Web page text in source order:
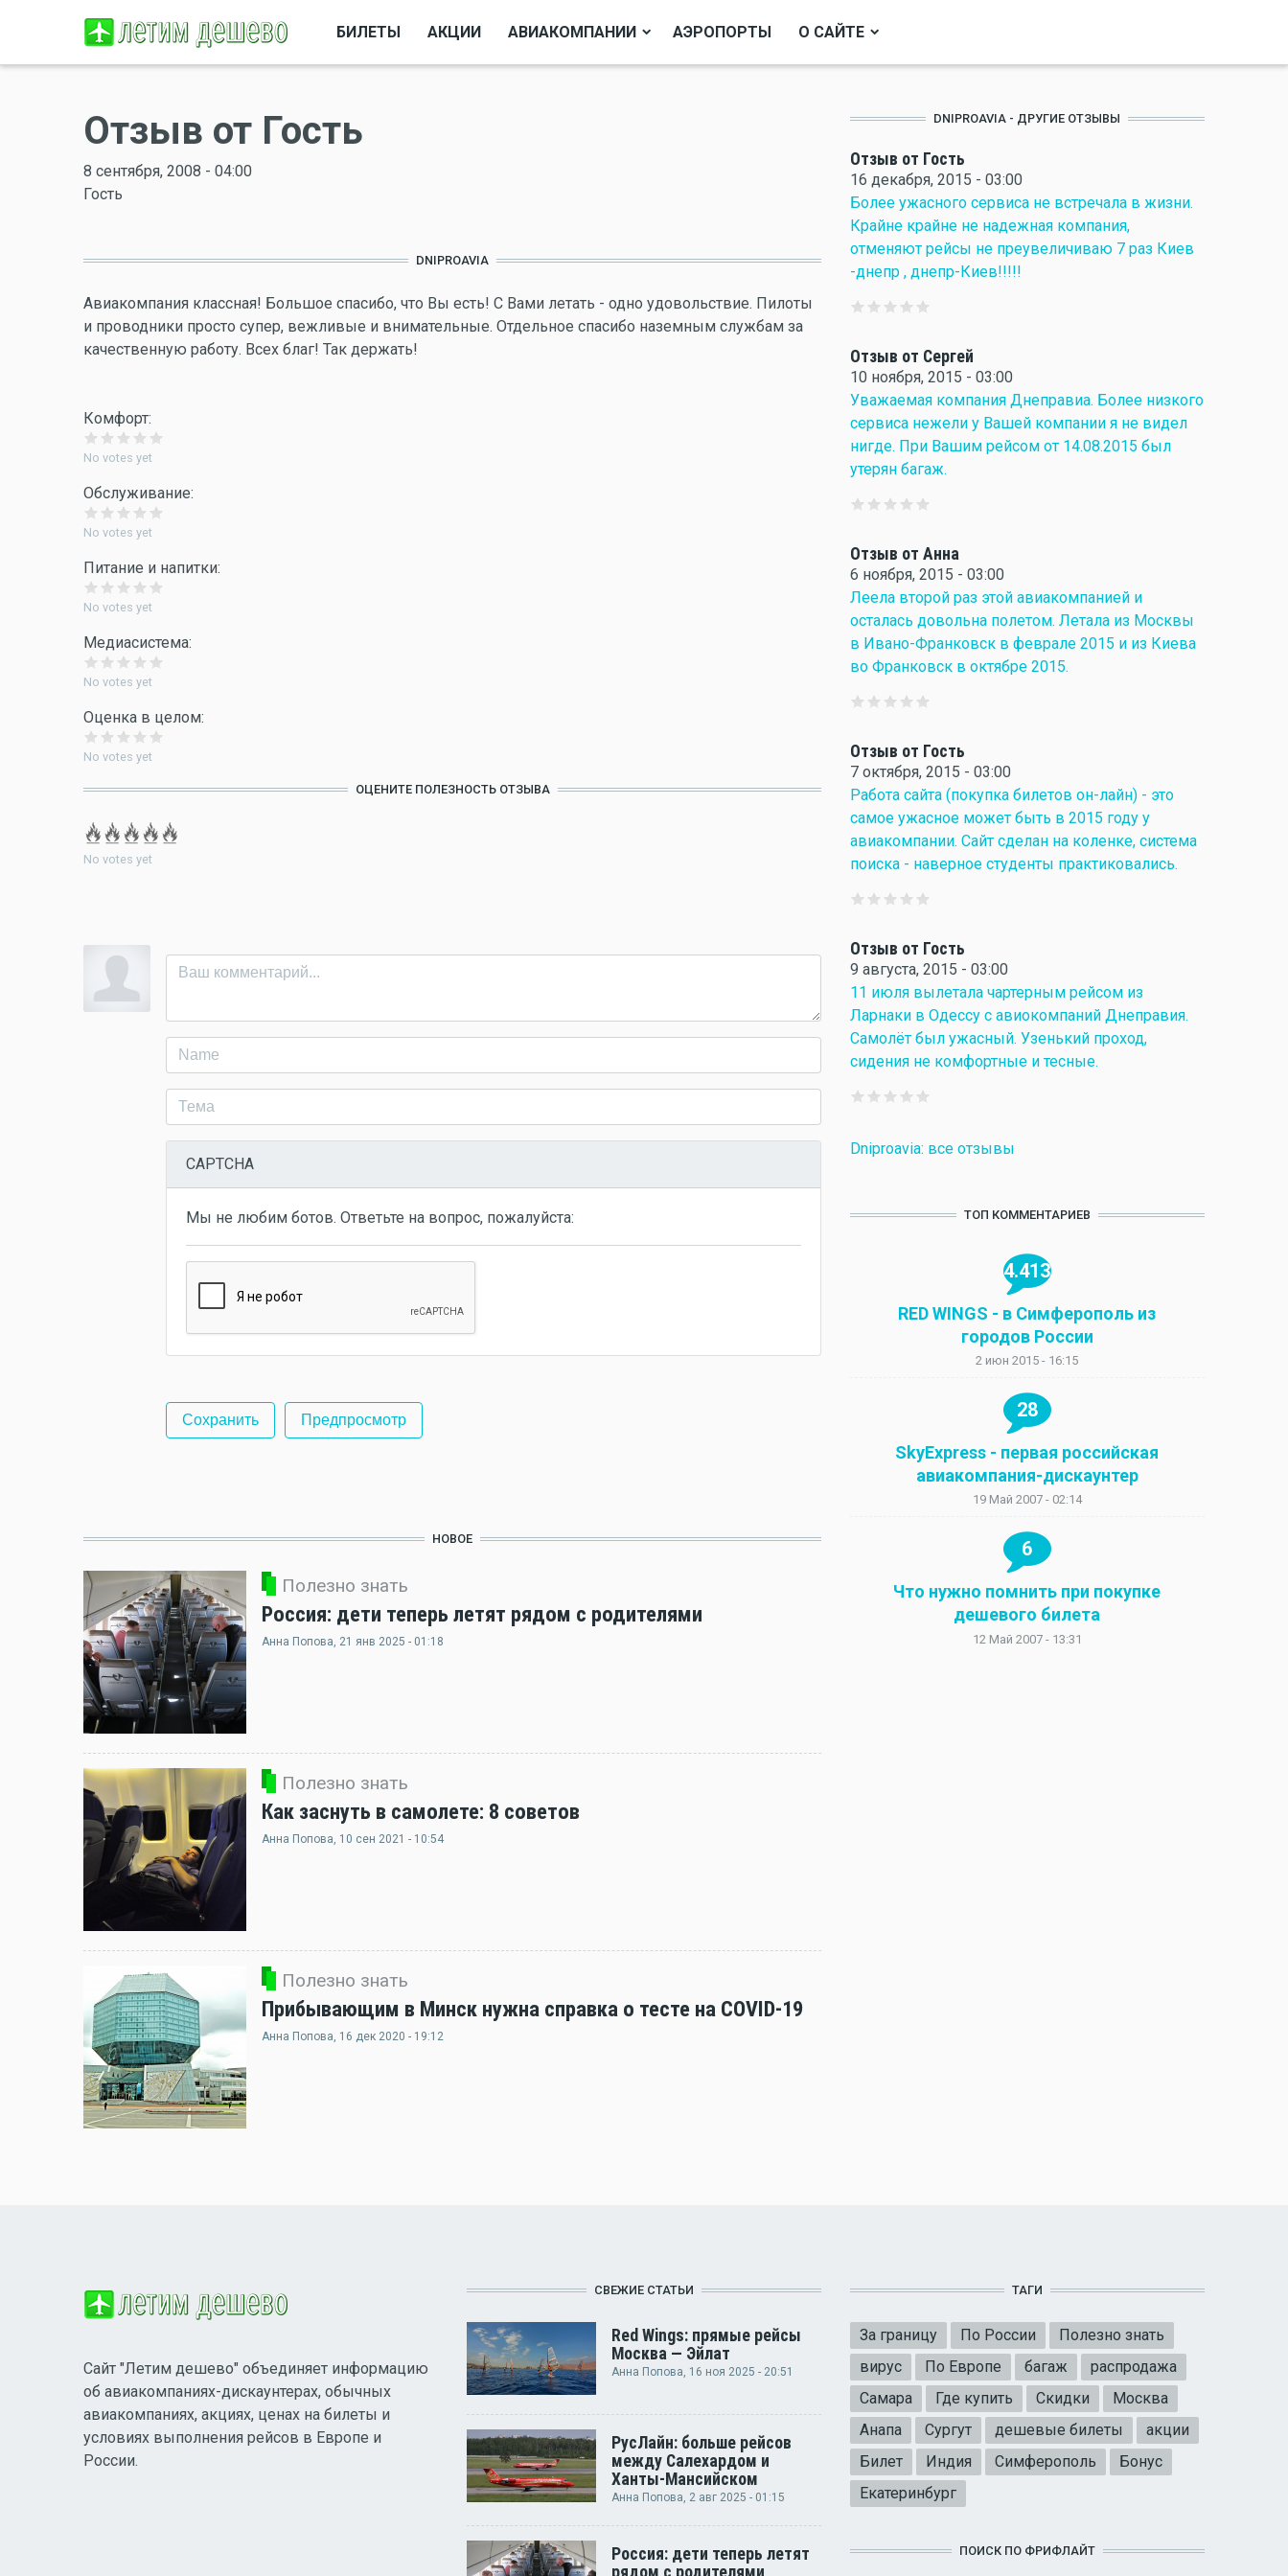
БИЛЕТЫ АКЦИИ АВИАКОМПАНИИ АЭРОПОРТЫ О САЙТЕ
Отзыв от Гость
8 сентября, 2008 - 04:00
Гость
DNIPROAVIA
Авиакомпания классная! Большое спасибо, что Вы есть! С Вами летать - одно удовольствие. Пилоты
и проводники просто супер, вежливые и внимательные. Отдельное спасибо наземным службам за
качественную работу. Всех благ! Так держать!
Комфорт:
No votes yet
Обслуживание:
No votes yet
Питание и напитки:
No votes yet
Медиасистема:
No votes yet
Оценка в целом:
No votes yet
ОЦЕНИТЕ ПОЛЕЗНОСТЬ ОТЗЫВА
No votes yet
CAPTCHA
Мы не любим ботов. Ответьте на вопрос, пожалуйста:
НОВОЕ
Полезно знать
Россия: дети теперь летят рядом с родителями
Анна Попова, 21 янв 2025 - 01:18
Полезно знать
Как заснуть в самолете: 8 советов
Анна Попова, 10 сен 2021 - 10:54
Полезно знать
Прибывающим в Минск нужна справка о тесте на COVID-19
Анна Попова, 16 дек 2020 - 19:12
DNIPROAVIA - ДРУГИЕ ОТЗЫВЫ
Отзыв от Гость
16 декабря, 2015 - 03:00
Более ужасного сервиса не встречала в жизни.
Крайне крайне не надежная компания,
отменяют рейсы не преувеличиваю 7 раз Киев
-днепр , днепр-Киев!!!!!
Отзыв от Сергей
10 ноября, 2015 - 03:00
Уважаемая компания Днеправиа. Более низкого
сервиса нежели у Вашей компании я не видел
нигде. При Вашим рейсом от 14.08.2015 был
утерян багаж.
Отзыв от Анна
6 ноября, 2015 - 03:00
Леела второй раз этой авиакомпанией и
осталась довольна полетом. Летала из Москвы
в Ивано-Франковск в феврале 2015 и из Киева
во Франковск в октябре 2015.
Отзыв от Гость
7 октября, 2015 - 03:00
Работа сайта (покупка билетов он-лайн) - это
самое ужасное может быть в 2015 году у
авиакомпании. Сайт сделан на коленке, система
поиска - наверное студенты практиковались.
Отзыв от Гость
9 августа, 2015 - 03:00
11 июля вылетала чартерным рейсом из
Ларнаки в Одессу с авиокомпаний Днеправия.
Самолёт был ужасный. Узенький проход,
сидения не комфортные и тесные.
Dniproavia: все отзывы
ТОП КОММЕНТАРИЕВ
4.413
RED WINGS - в Симферополь из
городов России
2 июн 2015 - 16:15
28
SkyExpress - первая российская
авиакомпания-дискаунтер
19 Май 2007 - 02:14
6
Что нужно помнить при покупке
дешевого билета
12 Май 2007 - 13:31
Сайт "Летим дешево" объединяет информацию
об авиакомпаниях-дискаунтерах, обычных
авиакомпаниях, акциях, ценах на билеты и
условиях выполнения рейсов в Европе и
России.
СВЕЖИЕ СТАТЬИ
Red Wings: прямые рейсы
Москва — Эйлат
Анна Попова, 16 ноя 2025 - 20:51
РусЛайн: больше рейсов
между Салехардом и
Ханты-Мансийском
Анна Попова, 2 авг 2025 - 01:15
Россия: дети теперь летят
рядом с родителями
ТАГИ
За границу По России
Полезно знать
вирус
По Европе багаж
распродажа
Самара
Где купить Скидки
Москва
Анапа
Сургут дешевые билеты
акции
Билет
Индия Симферополь
Бонус
Екатеринбург
ПОИСК ПО ФРИФЛАЙТ